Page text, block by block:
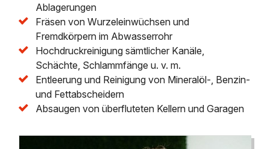
Ablagerungen
Fräsen von Wurzeleinwüchsen und
Fremdkörpern im Abwasserrohr
Hochdruckreinigung sämtlicher Kanäle,
Schächte, Schlammfänge u. v. m.
Entleerung und Reinigung von Mineralöl-, Benzin-
und Fettabscheidern
Absaugen von überfluteten Kellern und Garagen